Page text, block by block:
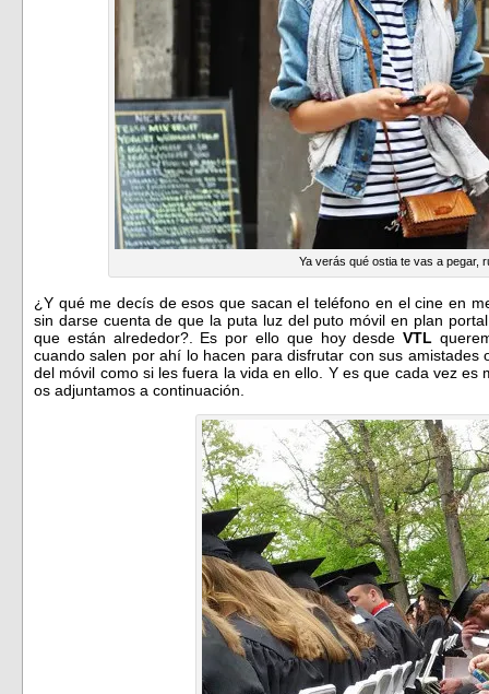
Ya verás qué ostia te vas a pegar,
¿Y qué me decís de esos que sacan el teléfono en el cine en
sin darse cuenta de que la puta luz del puto móvil en plan
que están alrededor?. Es por ello que hoy desdeVTL
cuando salen por ahí lo hacen para disfrutar con sus
del móvil como si les fuera la vida en ello. Y es que cada vez es
os adjuntamos a continuación.